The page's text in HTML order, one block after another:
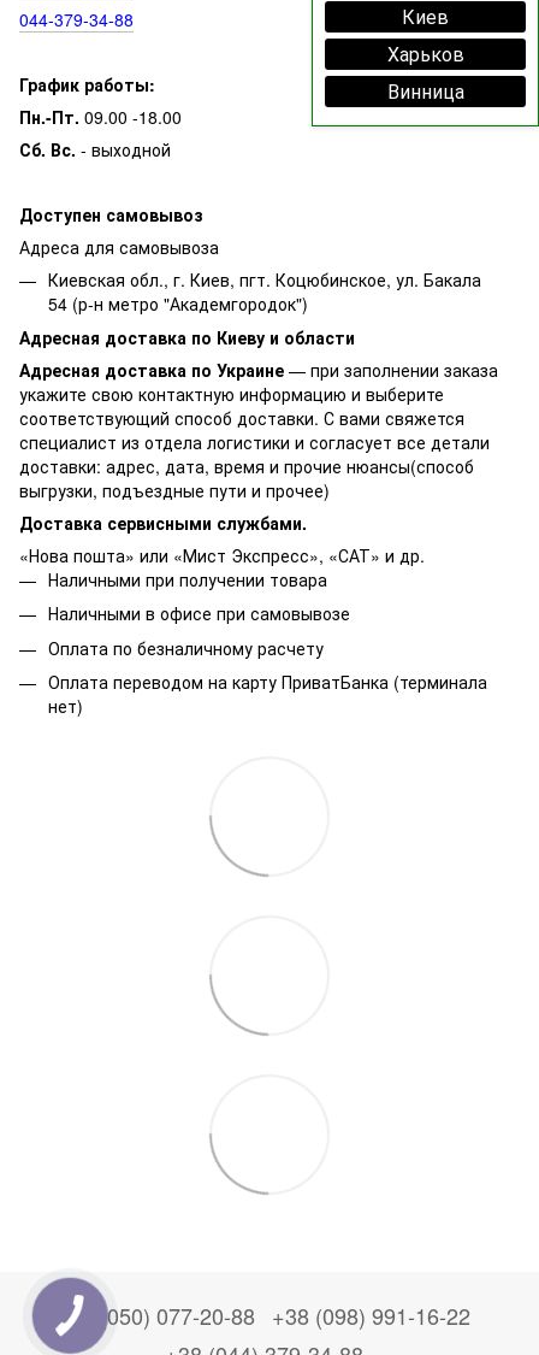
Киев
Харьков
Винница
044‑379‑34‑88
График работы:
Пн.-Пт. 09.00 -18.00
Сб. Вс. - выходной
Доступен самовывоз
Адреса для самовывоза
Киевская обл., г. Киев, пгт. Коцюбинское, ул. Бакала
54 (р-н метро "Академгородок")
Адресная доставка по Киеву и области
Адресная доставка по Украине — при заполнении заказа
укажите свою контактную информацию и выберите
соответствующий способ доставки. С вами свяжется
специалист из отдела логистики и согласует все детали
доставки: адрес, дата, время и прочие нюансы(способ
выгрузки, подъездные пути и прочее)
Доставка сервисными службами.
«Нова пошта» или «Мист Экспресс», «САТ» и др.
Наличными при получении товара
Наличными в офисе при самовывозе
Оплата по безналичному расчету
Оплата переводом на карту ПриватБанка (терминала
нет)
+38 (050) 077-20-88 +38 (098) 991-16-22